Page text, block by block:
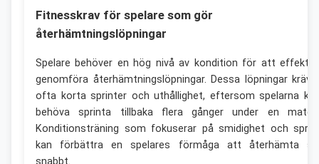
Fitnesskrav för spelare som gör
återhämtningslöpningar
Spelare behöver en hög nivå av kondition för att
genomföra återhämtningslöpningar. Dessa löpningar
ofta korta sprinter och uthållighet, eftersom spelarna
behöva sprinta tillbaka flera gånger under en
Konditionsträning som fokuserar på smidighet och
kan förbättra en spelares förmåga att återhämta
snabbt.